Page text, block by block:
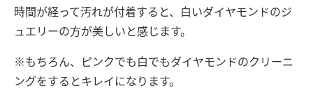
時間が経って汚れが付着すると、白いダイヤモンドのジ
ュエリーの方が美しいと感じます。
※もちろん、ピンクでも白でもダイヤモンドのクリーニ
ングをするとキレイになります。